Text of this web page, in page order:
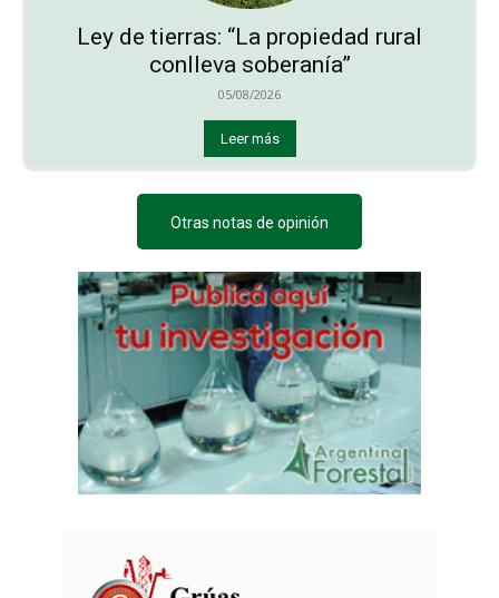
Ley de tierras: “La propiedad rural
conlleva soberanía”
05/08/2026
Leer más
Otras notas de opinión